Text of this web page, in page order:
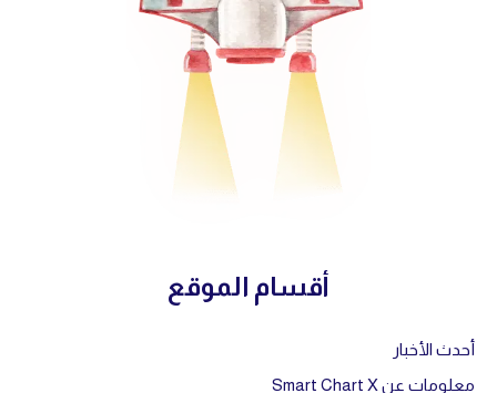
أقسام الموقع
أحدث الأخبار
معلومات عن Smart Chart X